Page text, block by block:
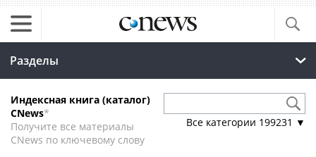
Разделы
Индексная книга (каталог)
CNews*
Получите все материалы
CNews по ключевому слову
Все категории 199231 ▼